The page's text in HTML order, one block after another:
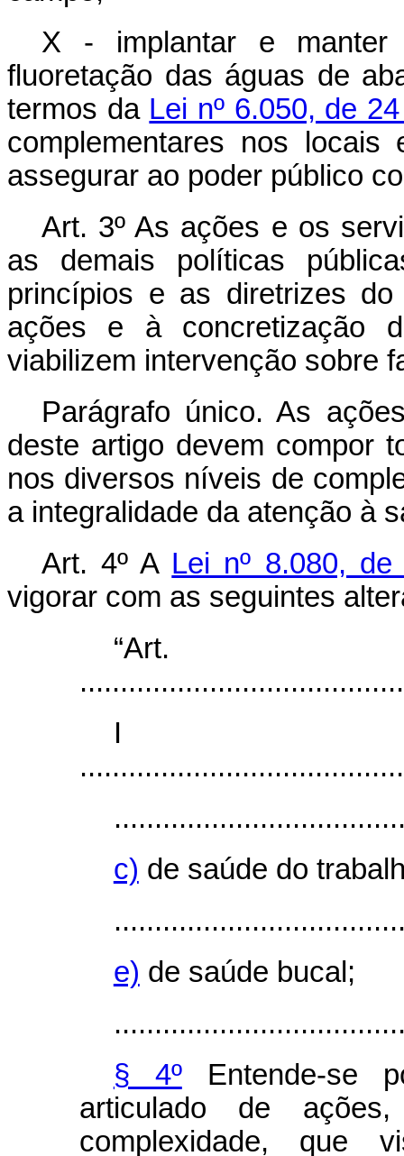
X - implantar e manter
fluoretação das águas de
termos da Lei nº 6.050, de
complementares nos
assegurar ao poder público
Art. 3º As ações e os
as demais políticas
princípios e as diretrizes
ações e à concretização
viabilizem intervenção sobre
Parágrafo único. As
deste artigo devem compor
nos diversos níveis de
a integralidade da atenção à
Art. 4º A Lei nº 8.080,
vigorar com as seguintes
I
c) de saúde do
e) de saúde bucal;
§ 4ºEntende-se
articulado de
complexidade, que